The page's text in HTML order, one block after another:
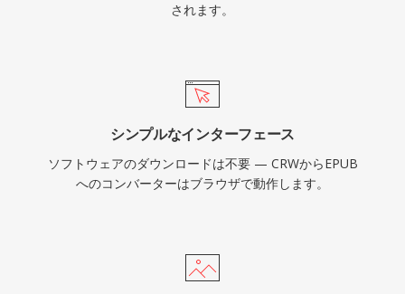
されます。
シンプルなインターフェース
ソフトウェアのダウンロードは不要 — CRWからEPUB
へのコンバーターはブラウザで動作します。